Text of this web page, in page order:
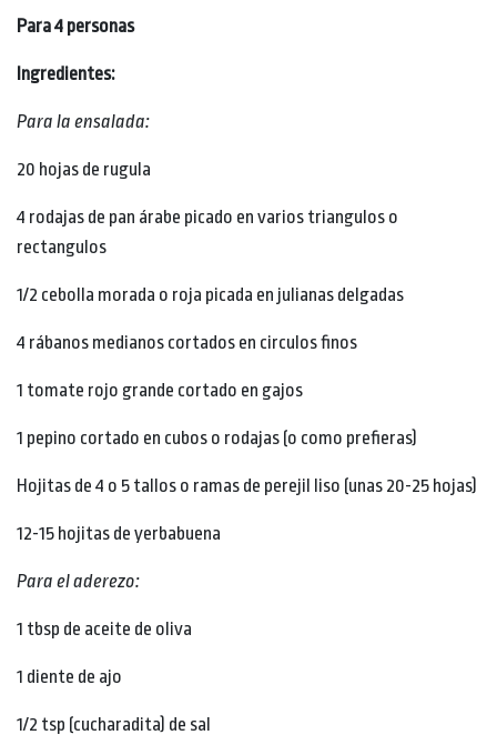
Para 4 personas
Ingredientes:
Para la ensalada:
20 hojas de rugula
4 rodajas de pan árabe picado en varios triangulos o
rectangulos
1/2 cebolla morada o roja picada en julianas delgadas
4 rábanos medianos cortados en circulos finos
1 tomate rojo grande cortado en gajos
1 pepino cortado en cubos o rodajas (o como prefieras)
Hojitas de 4 o 5 tallos o ramas de perejil liso (unas 20-25 hojas)
12-15 hojitas de yerbabuena
Para el aderezo:
1 tbsp de aceite de oliva
1 diente de ajo
1/2 tsp (cucharadita) de sal